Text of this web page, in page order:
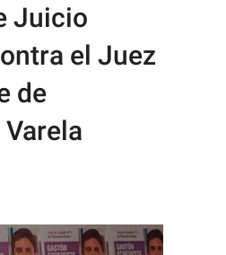
Juicio
el Juez
de